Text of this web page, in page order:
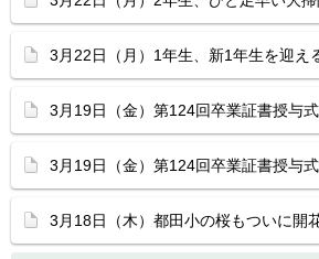
3月22日（月）1年生、新1年生を迎え
3月19日（金）第124回卒業証書授与
3月19日（金）第124回卒業証書授与
3月18日（木）都田小の桜もついに開